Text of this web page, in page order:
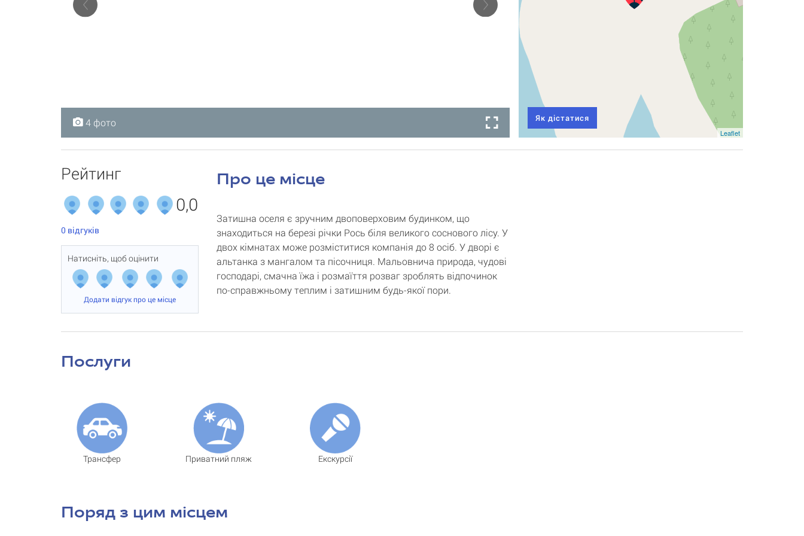
4 фото
4 фото
4 фото
4 фото
Leaflet
Як дістатися
Рейтинг
0,0
0 відгуків
Натисніть, щоб оцінити
Додати відгук про це місце
Про це місце
Затишна оселя є зручним двоповерховим будинком, що
знаходиться на березі річки Рось біля великого соснового лісу. У
двох кімнатах може розміститися компанія до 8 осіб. У дворі є
альтанка з мангалом та пісочниця. Мальовнича природа, чудові
господарі, смачна їжа і розмаїття розваг зроблять відпочинок
по-справжньому теплим і затишним будь-якої пори.
Послуги
Трансфер Приватний пляж Екскурсії
Поряд з цим місцем